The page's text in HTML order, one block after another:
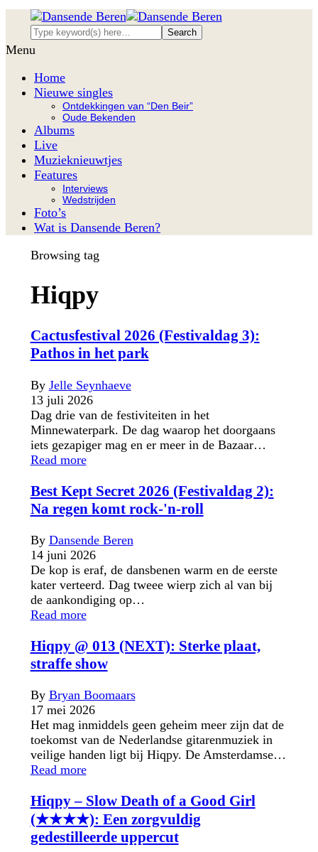
Menu
Home
Nieuwe singles
Ontdekkingen van “Den Beir”
Oude Bekenden
Albums
Live
Muzieknieuwtjes
Features
Interviews
Wedstrijden
Foto’s
Wat is Dansende Beren?
Browsing tag
Hiqpy
Cactusfestival 2026 (Festivaldag 3):
Pathos in het park
By Jelle Seynhaeve
13 juli 2026
Dag drie van de festiviteiten in het
Minnewaterpark. De dag waarop het doorgaans
iets gezapiger mag en er meer in de Bazaar…
Read more
Best Kept Secret 2026 (Festivaldag 2):
Na regen komt rock-'n-roll
By Dansende Beren
14 juni 2026
De kop is eraf, de dansbenen warm en de eerste
kater verteerd. Dag tweee wierp zich al van bij
de aankondiging op…
Read more
Hiqpy @ 013 (NEXT): Sterke plaat,
straffe show
By Bryan Boomaars
17 mei 2026
Het mag inmiddels geen geheim meer zijn dat de
toekomst van de Nederlandse gitarenmuziek in
veilige handen ligt bij Hiqpy. De Amsterdamse…
Read more
Hiqpy – Slow Death of a Good Girl
(★★★★): Een zorgvuldig
gedestilleerde uppercut